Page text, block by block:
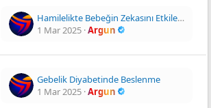
Hamilelikte Bebeğin Zekasını Etkileyen Faktörler Neler?
1 Mar 2025 Argun
Gebelik Diyabetinde Beslenme
1 Mar 2025 Argun